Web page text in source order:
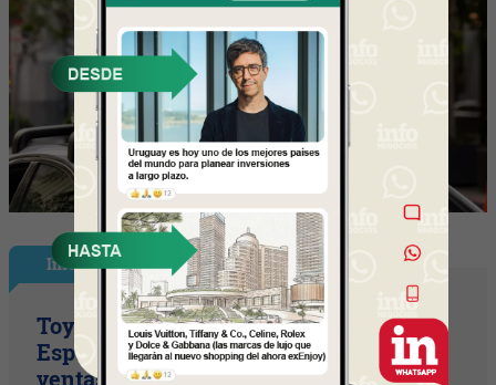
InfoNegocios España
Toyota consolida su liderazgo en
España en julio tras hacer crecer sus
ventas un 10% en 2026